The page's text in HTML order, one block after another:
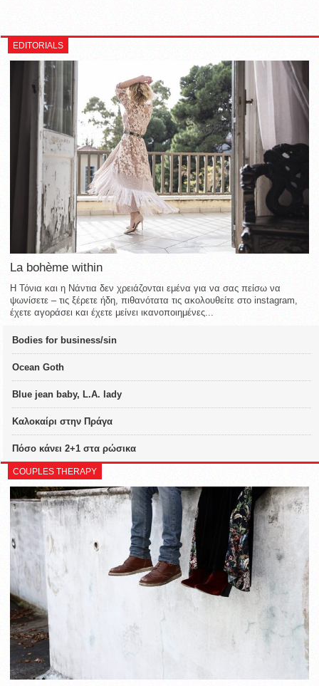
EDITORIALS
La bohème within
Η Τόνια και η Νάντια δεν χρειάζονται εμένα για να σας πείσω να
ψωνίσετε – τις ξέρετε ήδη, πιθανότατα τις ακολουθείτε στο instagram,
έχετε αγοράσει και έχετε μείνει ικανοποιημένες...
Bodies for business/sin
Ocean Goth
Blue jean baby, L.A. lady
Καλοκαίρι στην Πράγα
Πόσο κάνει 2+1 στα ρώσικα
COUPLES THERAPY